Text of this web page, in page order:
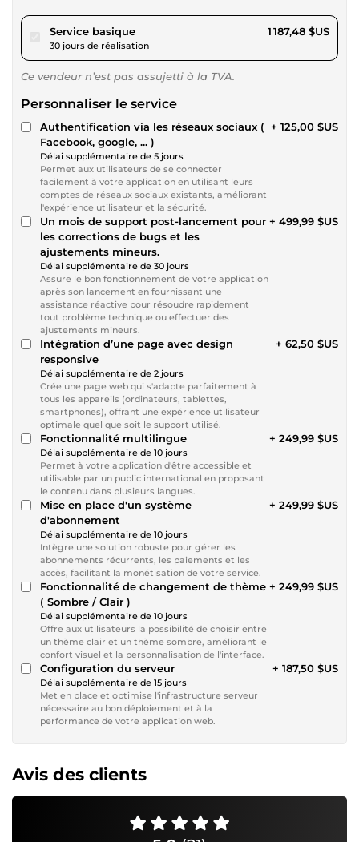
Service basiquepour 1 094,45 $US
30 jours de réalisation
1 187,48 $US
Ce vendeur n’est pas assujetti à la TVA.
Personnaliser le service
Authentification via les réseaux sociaux (
Facebook, google, ... )
Délai supplémentaire de 5 jours
Permet aux utilisateurs de se connecter
facilement à votre application en utilisant leurs
comptes de réseaux sociaux existants, améliorant
l'expérience utilisateur et la sécurité.
+ 125,00 $US
Un mois de support post-lancement pour
les corrections de bugs et les
ajustements mineurs.
Délai supplémentaire de 30 jours
Assure le bon fonctionnement de votre application
après son lancement en fournissant une
assistance réactive pour résoudre rapidement
tout problème technique ou effectuer des
ajustements mineurs.
+ 499,99 $US
Intégration d’une page avec design
responsive
Délai supplémentaire de 2 jours
Crée une page web qui s'adapte parfaitement à
tous les appareils (ordinateurs, tablettes,
smartphones), offrant une expérience utilisateur
optimale quel que soit le support utilisé.
+ 62,50 $US
Fonctionnalité multilingue
Délai supplémentaire de 10 jours
Permet à votre application d'être accessible et
utilisable par un public international en proposant
le contenu dans plusieurs langues.
+ 249,99 $US
Mise en place d'un système
d'abonnement
Délai supplémentaire de 10 jours
Intègre une solution robuste pour gérer les
abonnements récurrents, les paiements et les
accès, facilitant la monétisation de votre service.
+ 249,99 $US
Fonctionnalité de changement de thème
( Sombre / Clair )
Délai supplémentaire de 10 jours
Offre aux utilisateurs la possibilité de choisir entre
un thème clair et un thème sombre, améliorant le
confort visuel et la personnalisation de l'interface.
+ 249,99 $US
Configuration du serveur
Délai supplémentaire de 15 jours
Met en place et optimise l'infrastructure serveur
nécessaire au bon déploiement et à la
performance de votre application web.
+ 187,50 $US
Avis des clients